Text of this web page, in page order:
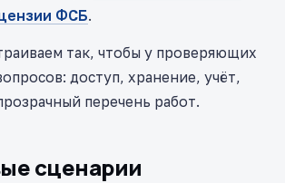
ФСБ.
так, чтобы у проверяющих
доступ, хранение, учёт,
перечень работ.
сценарии